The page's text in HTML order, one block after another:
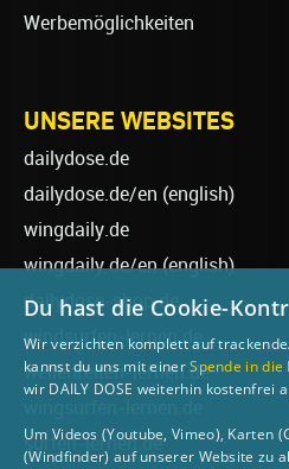
Werbemöglichkeiten
UNSERE WEBSITES
dailydose.de
dailydose.de/en (english)
wingdaily.de
wingdaily.de/en(english)
dailydose-shop.de
windsurfen-lernen.de
wellenreiten-lernen.de
surfen-lernen.de
Du hast die Cookie-
Wir verzichten komplett auf
kannst du uns mit einerSpende in die
wir DAILY DOSE weiterhin kostenfrei
Um Videos (Youtube, Vimeo), Karten
(Windfinder) auf unserer Website zu